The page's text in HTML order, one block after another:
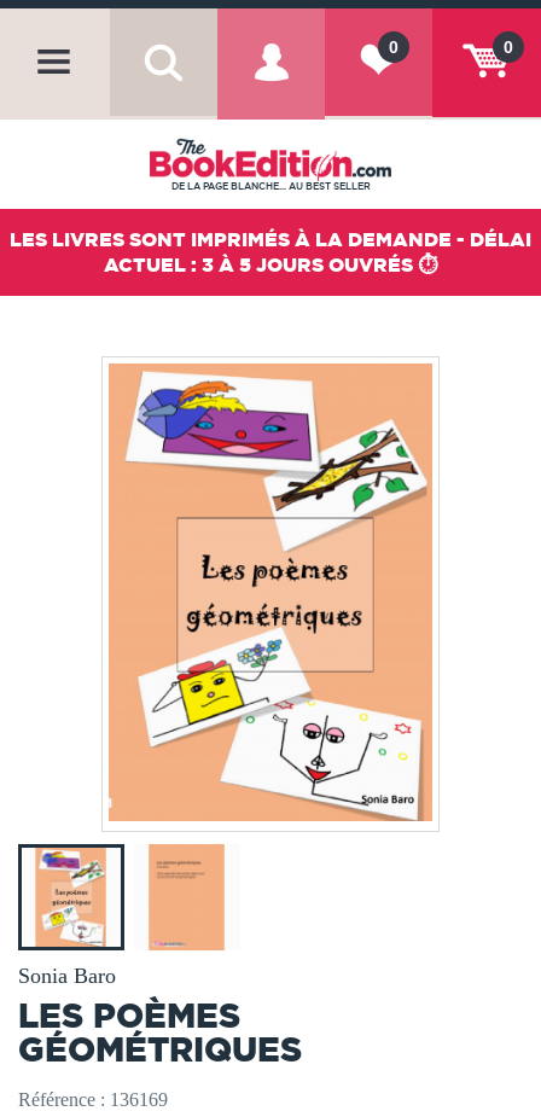
0
0
DE LA PAGE BLANCHE... AU BEST SELLER
LES LIVRES SONT IMPRIMÉS À LA DEMANDE - DÉLAI
ACTUEL : 3 À 5 JOURS OUVRÉS ⏱️
Sonia Baro
LES POÈMES
GÉOMÉTRIQUES
Référence : 136169